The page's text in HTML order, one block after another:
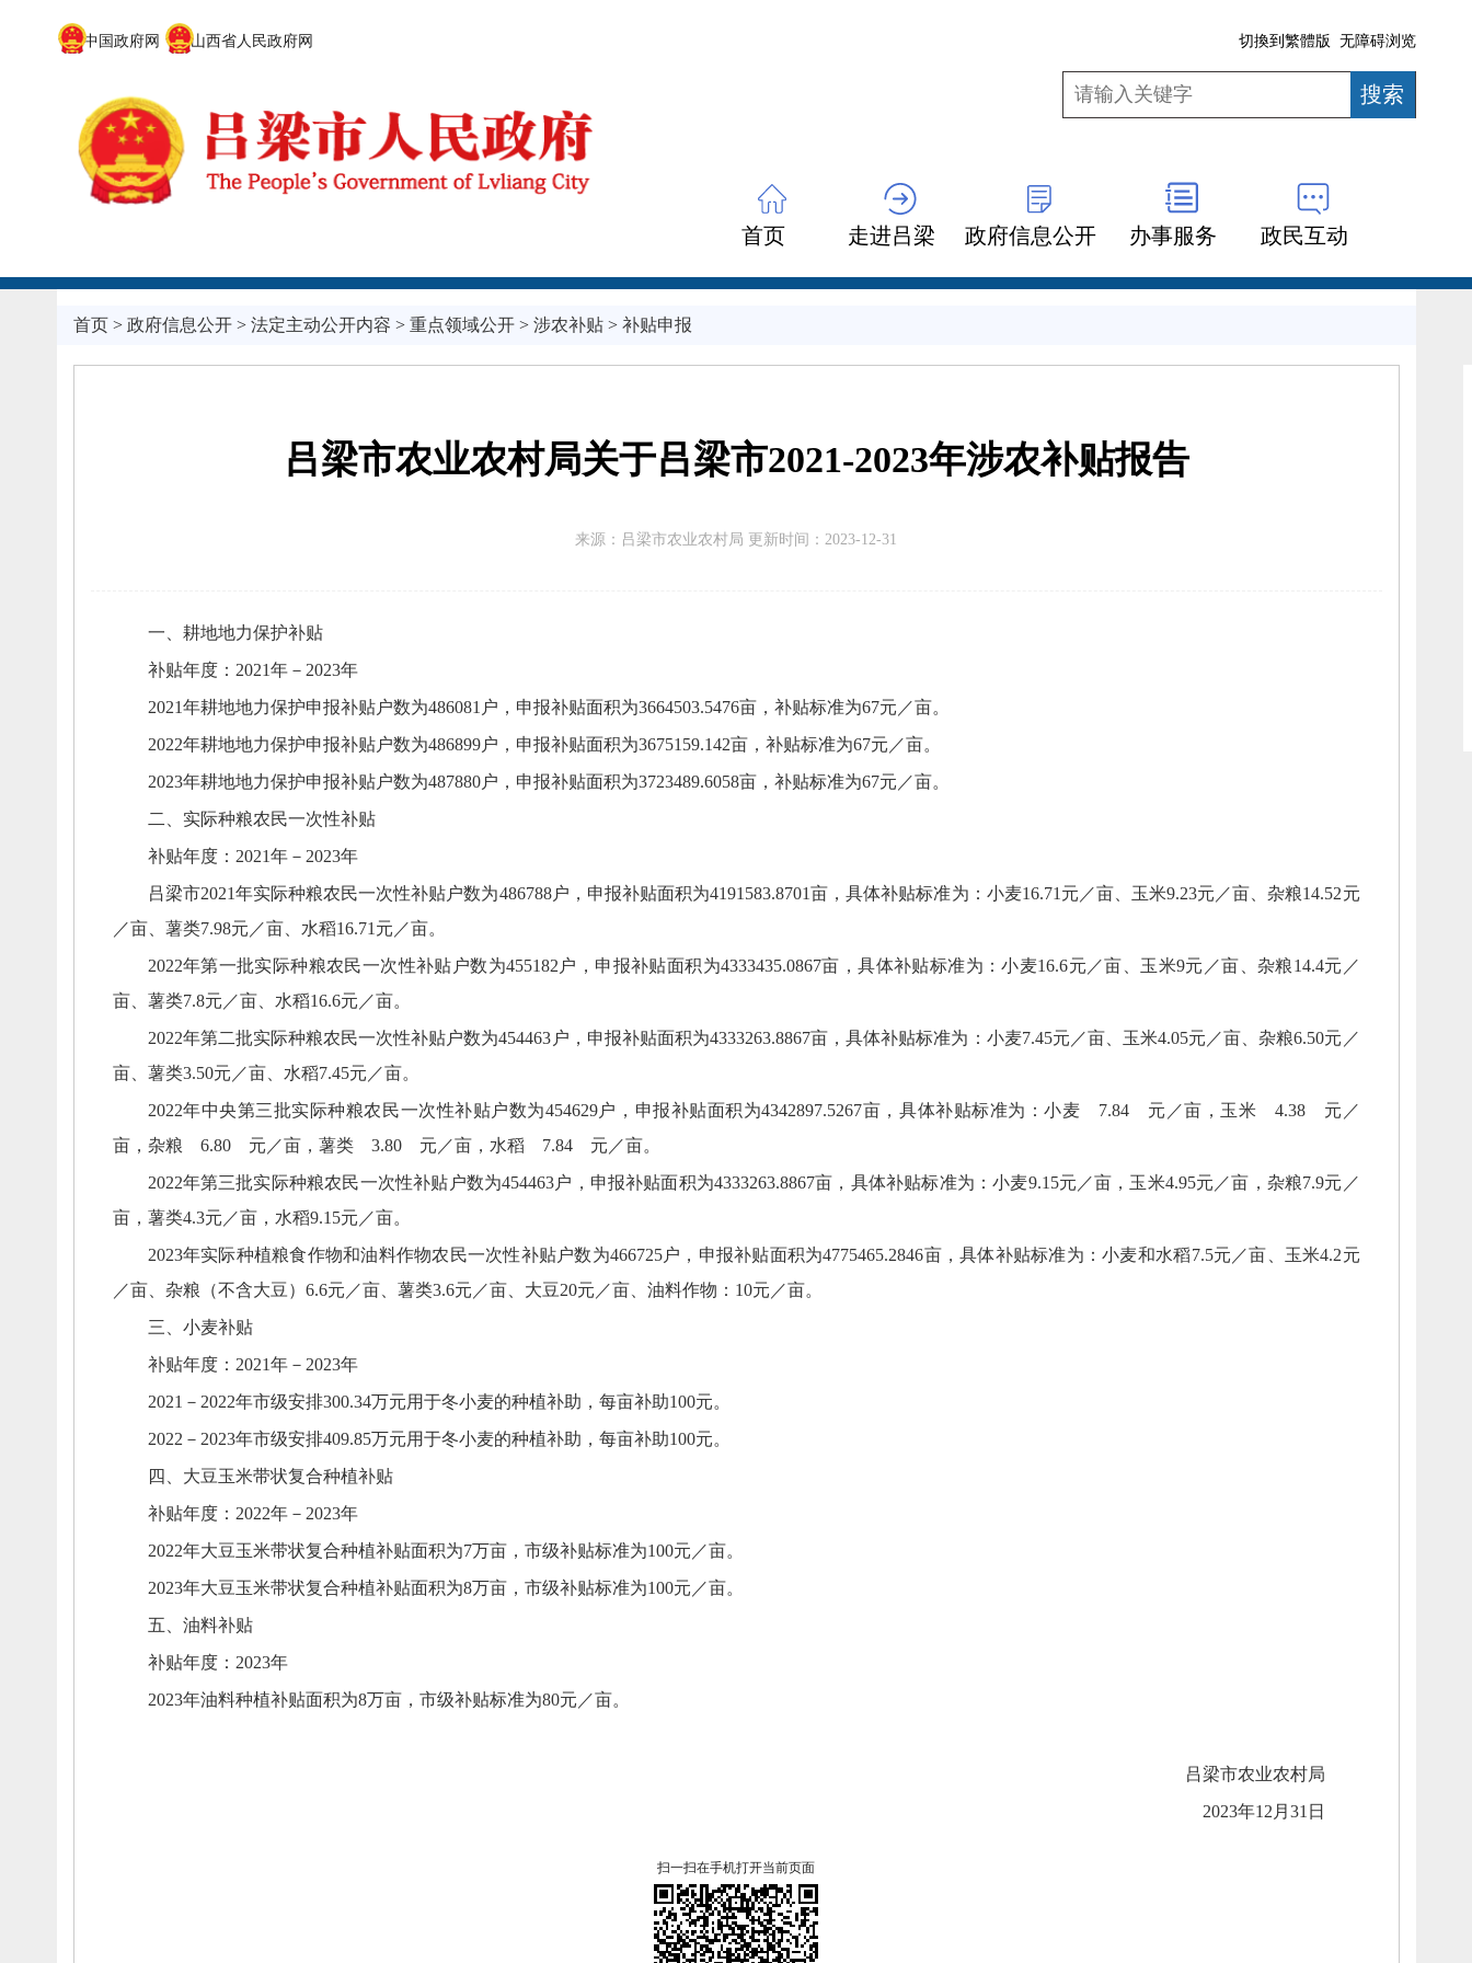
中国政府网 山西省人民政府网 切換到繁體版 无障碍浏览
首页 走进吕梁 政府信息公开 办事服务 政民互动
首页> 政府信息公开> 法定主动公开内容 > 重点领域公开> 涉农补贴> 补贴申报
吕梁市农业农村局关于吕梁市2021-2023年涉农补贴报告
来源： 吕梁市农业农村局 更新时间： 2023-12-31
一、 耕地地力保护补贴
补贴年度： 2021年－2023年
2021年耕地地力保护申报补贴户数为486081户， 申报补贴面积为3664503.5476亩， 补贴标准为67元／亩。
2022年耕地地力保护申报补贴户数为486899户， 申报补贴面积为3675159.142亩， 补贴标准为67元／亩。
2023年耕地地力保护申报补贴户数为487880户， 申报补贴面积为3723489.6058亩， 补贴标准为67元／亩。
二、 实际种粮农民一次性补贴
补贴年度： 2021年－2023年
吕梁市2021年实际种粮农民一次性补贴户数为486788户， 申报补贴面积为4191583.8701亩，具体补贴标准为： 小麦16.71元／亩、 玉米9.23元／亩、杂粮14.52元
／亩、 薯类7.98元／亩、 水稻16.71元／亩。
2022年第一批实际种粮农民一次性补贴 户数为455182户， 申报补贴面积为4333435.0867亩，具体补贴标准为：小麦16.6元／亩、 玉米9元／亩、 杂粮14.4元／
亩、 薯类7.8元／亩、 水稻16.6元／亩。
2022年第二批实际种粮农民一次性补贴户数为454463户， 申报补贴面积为4333263.8867亩，具体补贴标准为： 小麦7.45元／亩、 玉米4.05元／亩、杂粮6.50元／
亩、 薯类3.50元／亩、 水稻7.45元／亩。
2022年中央第三批实际种粮农民一次性补贴户数为454629户， 申报补贴面积为4342897.5267亩，具体补贴标准为：小麦 7.84 元／亩， 玉米 4.38 元／
亩， 杂粮 6.80 元／亩， 薯类 3.80 元／亩， 水稻 7.84 元／亩。
2022年第三批实际种粮农民一次性补贴 户数为454463户， 申报补贴面积为4333263.8867亩， 具体补贴标准为：小麦9.15元／亩， 玉米4.95元／亩， 杂粮7.9元／
亩， 薯类4.3元／亩， 水稻9.15元／亩。
2023年实际种植粮食作物和油料作物农民一次性补贴户数为466725户， 申报补贴面积为4775465.2846亩，具体补贴标准为：小麦和水稻7.5元／亩、 玉米4.2元
／亩、 杂粮（不含大豆）6.6元／亩、 薯类3.6元／亩、 大豆20元／亩、 油料作物： 10元／亩。
三、 小麦补贴
补贴年度： 2021年－2023年
2021－2022年市级安排300.34万元用于冬小麦的种植补助， 每亩补助100元。
2022－2023年市级安排409.85万元用于冬小麦的种植补助， 每亩补助100元。
四、 大豆玉米带状复合种植补贴
补贴年度： 2022年－2023年
2022年大豆玉米带状复合种植补贴面积为7万亩， 市级补贴标准为100元／亩。
2023年大豆玉米带状复合种植补贴面积为8万亩， 市级补贴标准为100元／亩。
五、 油料补贴
补贴年度： 2023年
2023年油料种植补贴面积为8万亩， 市级补贴标准为80元／亩。
吕梁市农业农村局
2023年12月31日
扫一扫在手机打开当前页面